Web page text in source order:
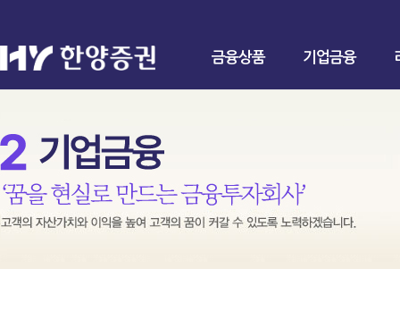
금융상품 기업금융